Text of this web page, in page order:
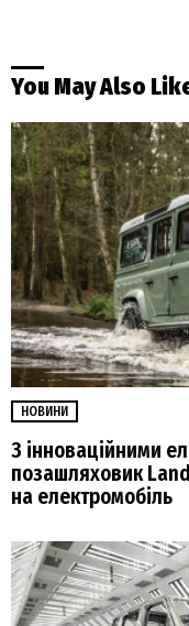
You May Also
НОВИНИ
З інноваційними
позашляховик
на електромобіль